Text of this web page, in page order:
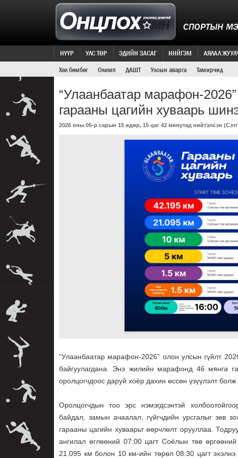
СПОРТЫН
НҮҮР УЛС ТӨР ЭДИЙН ЗАСАГ НИЙГЭМ АЯЛАЛ
Хөл бөмбөг
Олимп ДАШТ Улсын аварга Тамирчид
“Улаанбаатар марафон-
гарааны цагийн хуваарь
2026 оны 05-р сарын 15 өдөр, 15 цаг 42 минутад нийтэлсэн (
“Улаанбаатар марафон-2026” олон улсын гүйлт
байгуулагдана. Энэ жилийн марафонд 46 мянга
оролцогчдоос даруй хоёр дахин өссөн үзүүлэлт болж
Оролцогчдын тоо эрс нэмэгдсэнтэй
байдал, замын ачаалал, гүйгчдийн урсгалыг зөв
гарааны цагийн хуваарьт өөрчлөлт орууллаа.
ангилал өглөөний 07:00 цагт Соёлын төв
21.095 км болон 10 км-ийн төрөл 08:30 цагт